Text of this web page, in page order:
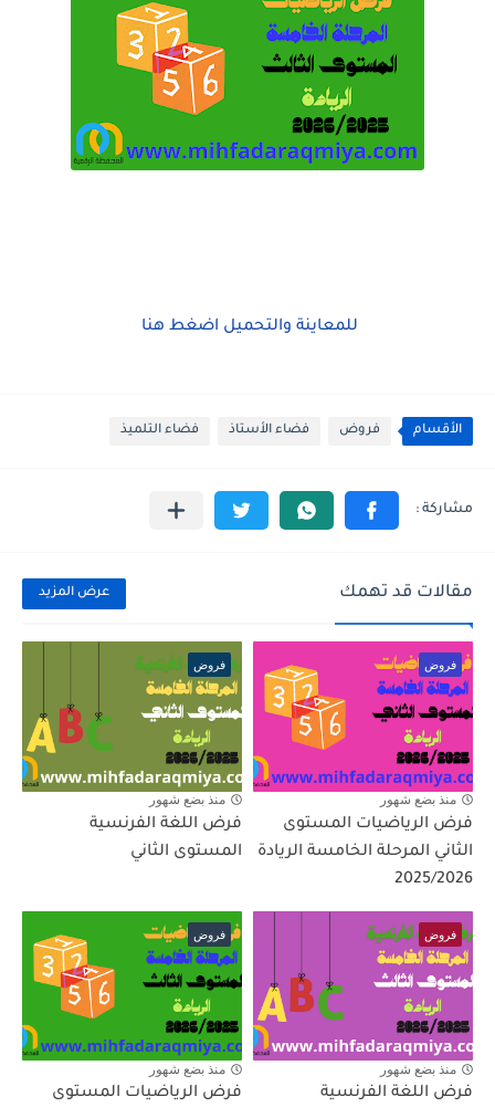
للمعاينة والتحميل اضغط هنا
الأقسام فروض فضاء الأستاذ فضاء التلميذ
مقالات قد تهمك عرض المزيد
فروض
منذ بضع شهور
فرض الرياضيات المستوى
الثاني المرحلة الخامسة الريادة
2025/2026
فروض
منذ بضع شهور
فرض اللغة الفرنسية
المستوى الثاني
فروض
منذ بضع شهور
فرض اللغة الفرنسية
فروض
منذ بضع شهور
فرض الرياضيات المستوى